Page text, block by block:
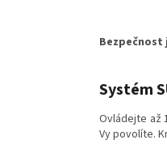
Systém
Ovládejte až
Vy povolíte.